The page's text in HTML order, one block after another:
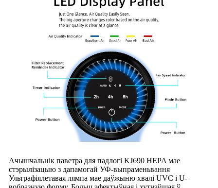
Ачышчальнік паветра для падлогі KJ690 HEPA мае
стэрылізацыю з дапамогай УФ-выпраменьвання
Ультрафіялетавая лямпа мае даўжыню хвалі UVC і U-